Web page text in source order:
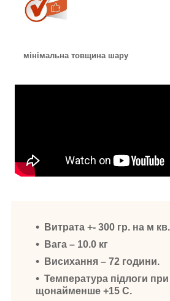
мінімальна товщина шару
Витрата +- 300 гр. на м кв.
Вага – 10.0 кг
Висихання – 72 години.
Температура підлоги при
щонайменше +15 С.